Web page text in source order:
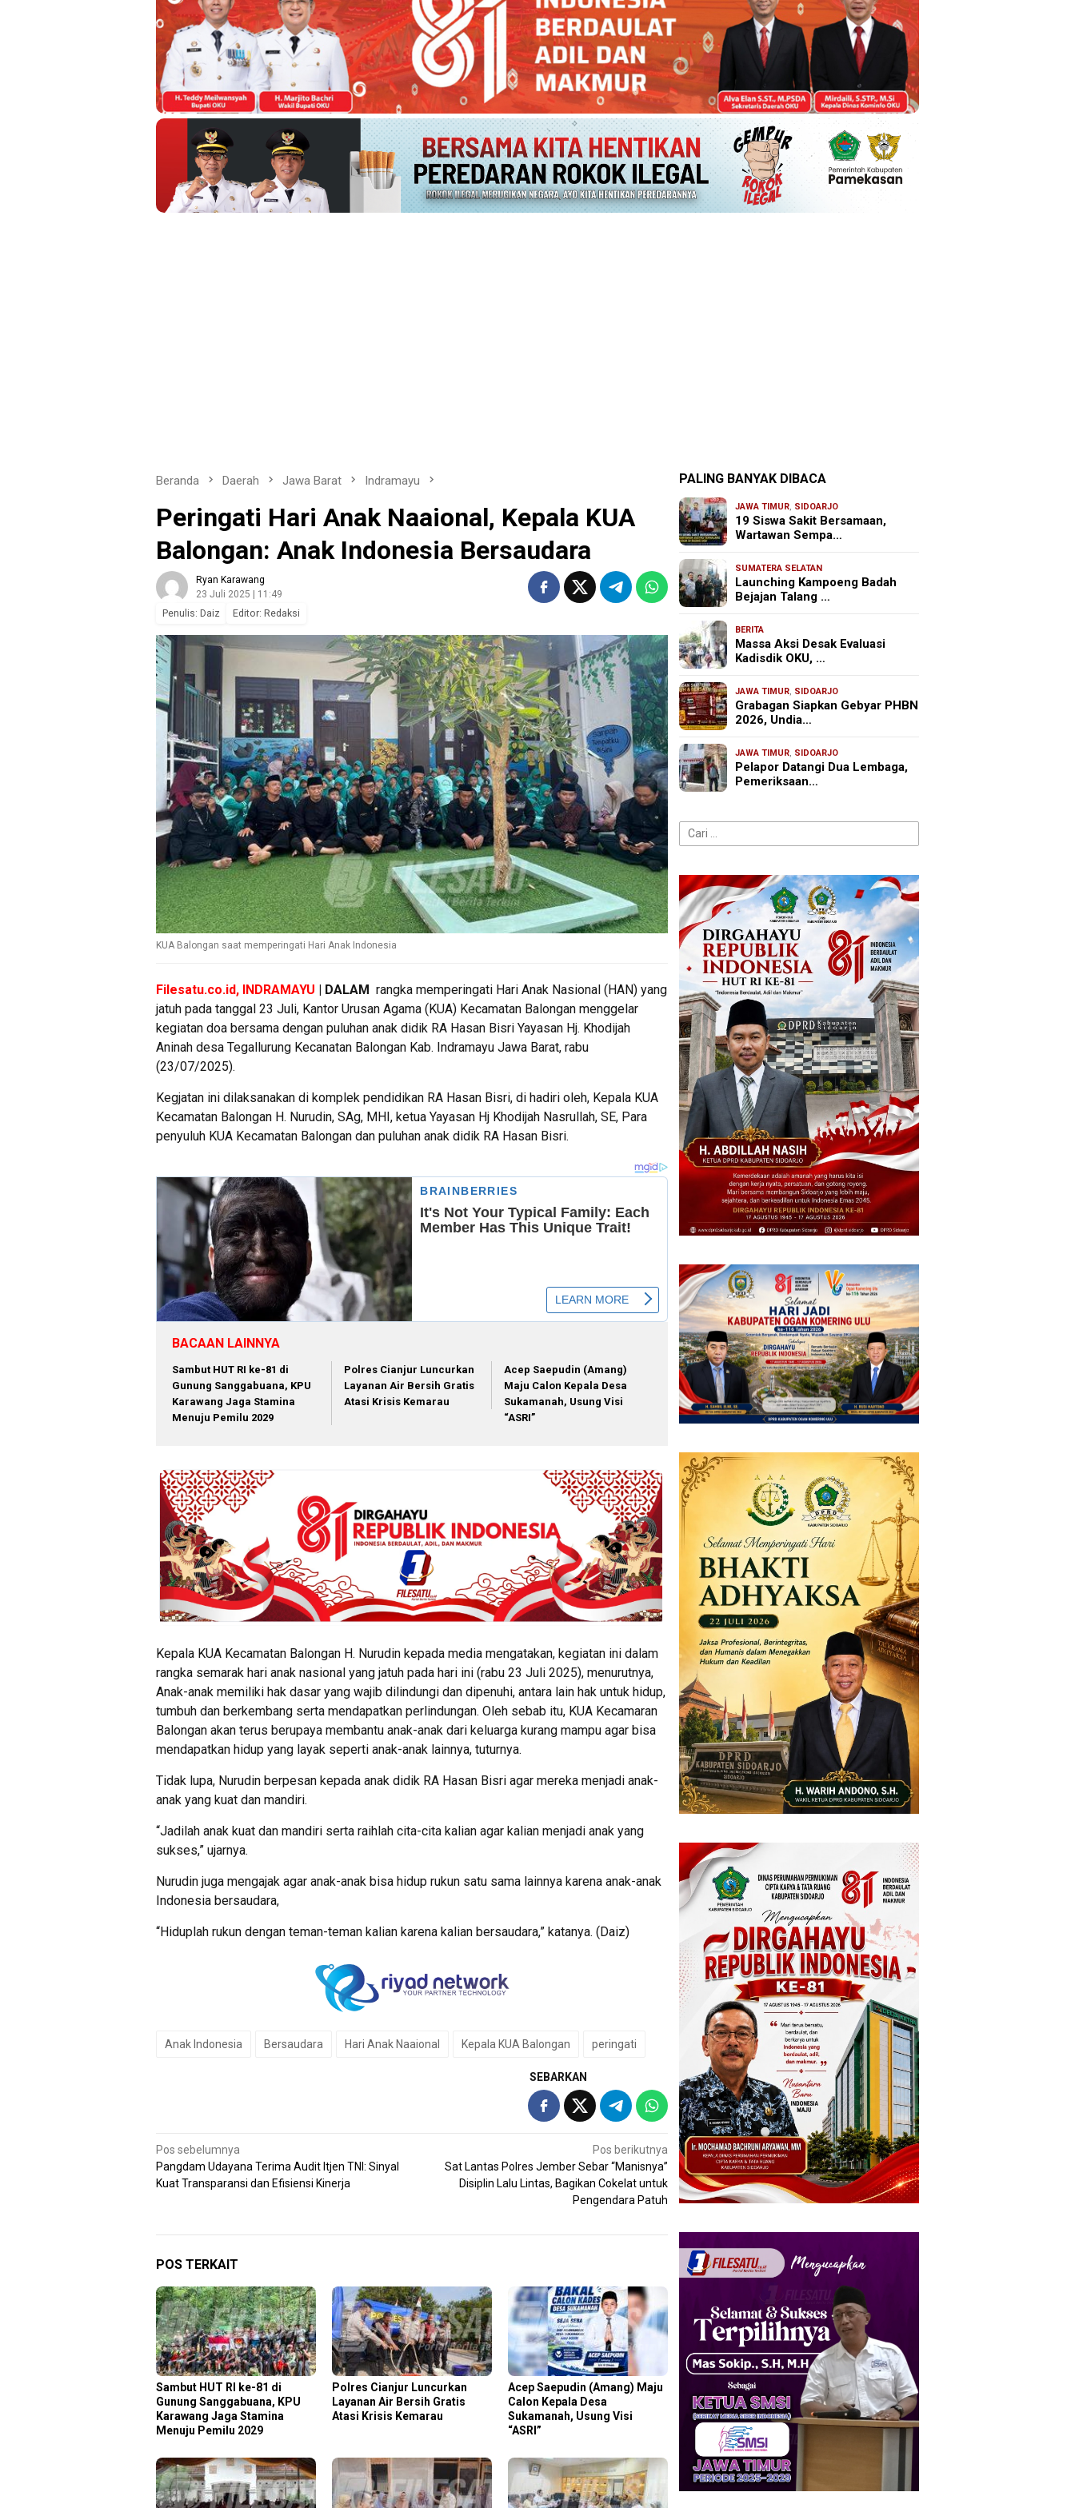
Beranda Daerah Jawa Barat Indramayu
Peringati Hari Anak Naaional, Kepala KUA
Balongan: Anak Indonesia Bersaudara
Ryan Karawang
23 Juli 2025 | 11:49
Penulis: Daiz Editor: Redaksi
KUA Balongan saat memperingati Hari Anak Indonesia
Filesatu.co.id, INDRAMAYU | DALAM rangka memperingati Hari Anak Nasional (HAN) yang
jatuh pada tanggal 23 Juli, Kantor Urusan Agama (KUA) Kecamatan Balongan menggelar
kegiatan doa bersama dengan puluhan anak didik RA Hasan Bisri Yayasan Hj. Khodijah
Aninah desa Tegallurung Kecanatan Balongan Kab. Indramayu Jawa Barat, rabu
(23/07/2025).
Kegjatan ini dilaksanakan di komplek pendidikan RA Hasan Bisri, di hadiri oleh, Kepala KUA
Kecamatan Balongan H. Nurudin, SAg, MHI, ketua Yayasan Hj Khodijah Nasrullah, SE, Para
penyuluh KUA Kecamatan Balongan dan puluhan anak didik RA Hasan Bisri.
BACAAN LAINNYA
Sambut HUT RI ke-81 di
Gunung Sanggabuana, KPU
Karawang Jaga Stamina
Menuju Pemilu 2029
Polres Cianjur Luncurkan
Layanan Air Bersih Gratis
Atasi Krisis Kemarau
Acep Saepudin (Amang)
Maju Calon Kepala Desa
Sukamanah, Usung Visi
“ASRI”
Kepala KUA Kecamatan Balongan H. Nurudin kepada media mengatakan, kegiatan ini dalam
rangka semarak hari anak nasional yang jatuh pada hari ini (rabu 23 Juli 2025), menurutnya,
Anak-anak memiliki hak dasar yang wajib dilindungi dan dipenuhi, antara lain hak untuk hidup,
tumbuh dan berkembang serta mendapatkan perlindungan. Oleh sebab itu, KUA Kecamaran
Balongan akan terus berupaya membantu anak-anak dari keluarga kurang mampu agar bisa
mendapatkan hidup yang layak seperti anak-anak lainnya, tuturnya.
Tidak lupa, Nurudin berpesan kepada anak didik RA Hasan Bisri agar mereka menjadi anak-
anak yang kuat dan mandiri.
“Jadilah anak kuat dan mandiri serta raihlah cita-cita kalian agar kalian menjadi anak yang
sukses,” ujarnya.
Nurudin juga mengajak agar anak-anak bisa hidup rukun satu sama lainnya karena anak-anak
Indonesia bersaudara,
“Hiduplah rukun dengan teman-teman kalian karena kalian bersaudara,” katanya. (Daiz)
Anak Indonesia Bersaudara Hari Anak Naaional Kepala KUA Balongan peringati
SEBARKAN
Navigasi
pos
Pos sebelumnya
Pangdam Udayana Terima Audit Itjen TNI: Sinyal
Kuat Transparansi dan Efisiensi Kinerja
Pos berikutnya
Sat Lantas Polres Jember Sebar “Manisnya”
Disiplin Lalu Lintas, Bagikan Cokelat untuk
Pengendara Patuh
POS TERKAIT
Sambut HUT RI ke-81 di
Gunung Sanggabuana, KPU
Karawang Jaga Stamina
Menuju Pemilu 2029
Polres Cianjur Luncurkan
Layanan Air Bersih Gratis
Atasi Krisis Kemarau
Acep Saepudin (Amang) Maju
Calon Kepala Desa
Sukamanah, Usung Visi
“ASRI”
PALING BANYAK DIBACA
JAWA TIMUR, SIDOARJO
19 Siswa Sakit Bersamaan,
Wartawan Sempa…
SUMATERA SELATAN
Launching Kampoeng Badah
Bejajan Talang …
BERITA
Massa Aksi Desak Evaluasi
Kadisdik OKU, …
JAWA TIMUR, SIDOARJO
Grabagan Siapkan Gebyar PHBN
2026, Undia…
JAWA TIMUR, SIDOARJO
Pelapor Datangi Dua Lembaga,
Pemeriksaan…
Cari
untuk: